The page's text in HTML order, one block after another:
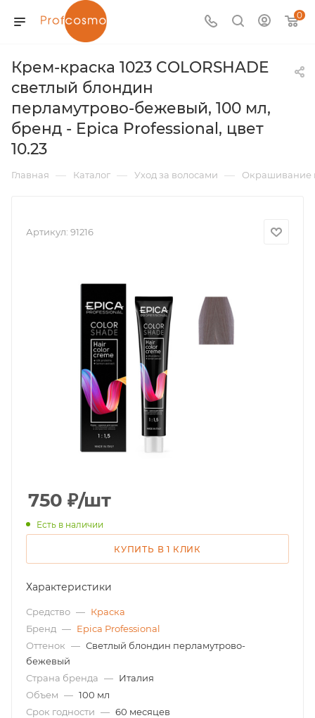
0
Крем-краска 1023 COLORSHADE
светлый блондин
перламутрово-бежевый, 100 мл,
бренд - Epica Professional, цвет
10.23
Главная — Каталог — Уход за волосами — Окрашивание
Артикул: 91216
750 ₽/шт
Есть в наличии
КУПИТЬ В 1 КЛИК
Характеристики
Средство — Краска
Бренд — Epica Professional
Оттенок — Светлый блондин перламутрово-
бежевый
Страна бренда — Италия
Объем — 100 мл
Срок годности — 60 месяцев